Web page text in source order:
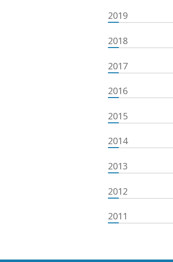
2019
2018
2017
2016
2015
2014
2013
2012
2011